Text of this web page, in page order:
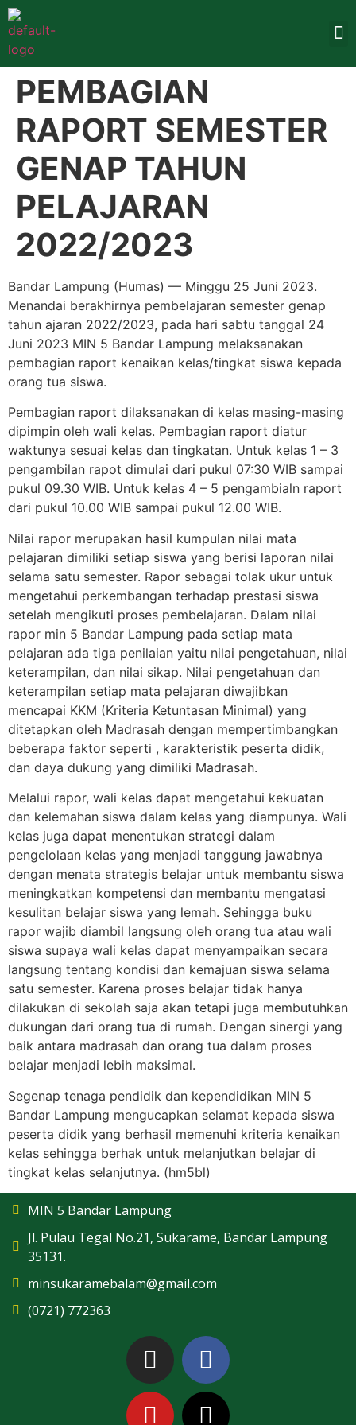
PEMBAGIAN
RAPORT SEMESTER
GENAP TAHUN
PELAJARAN
2022/2023
Bandar Lampung (Humas) — Minggu 25 Juni 2023.
Menandai berakhirnya pembelajaran semester genap
tahun ajaran 2022/2023, pada hari sabtu tanggal 24
Juni 2023 MIN 5 Bandar Lampung melaksanakan
pembagian raport kenaikan kelas/tingkat siswa kepada
orang tua siswa.
Pembagian raport dilaksanakan di kelas masing-masing
dipimpin oleh wali kelas. Pembagian raport diatur
waktunya sesuai kelas dan tingkatan. Untuk kelas 1 – 3
pengambilan rapot dimulai dari pukul 07:30 WIB sampai
pukul 09.30 WIB. Untuk kelas 4 – 5 pengambialn raport
dari pukul 10.00 WIB sampai pukul 12.00 WIB.
Nilai rapor merupakan hasil kumpulan nilai mata
pelajaran dimiliki setiap siswa yang berisi laporan nilai
selama satu semester. Rapor sebagai tolak ukur untuk
mengetahui perkembangan terhadap prestasi siswa
setelah mengikuti proses pembelajaran. Dalam nilai
rapor min 5 Bandar Lampung pada setiap mata
pelajaran ada tiga penilaian yaitu nilai pengetahuan, nilai
keterampilan, dan nilai sikap. Nilai pengetahuan dan
keterampilan setiap mata pelajaran diwajibkan
mencapai KKM (Kriteria Ketuntasan Minimal) yang
ditetapkan oleh Madrasah dengan mempertimbangkan
beberapa faktor seperti , karakteristik peserta didik,
dan daya dukung yang dimiliki Madrasah.
Melalui rapor, wali kelas dapat mengetahui kekuatan
dan kelemahan siswa dalam kelas yang diampunya. Wali
kelas juga dapat menentukan strategi dalam
pengelolaan kelas yang menjadi tanggung jawabnya
dengan menata strategis belajar untuk membantu siswa
meningkatkan kompetensi dan membantu mengatasi
kesulitan belajar siswa yang lemah. Sehingga buku
rapor wajib diambil langsung oleh orang tua atau wali
siswa supaya wali kelas dapat menyampaikan secara
langsung tentang kondisi dan kemajuan siswa selama
satu semester. Karena proses belajar tidak hanya
dilakukan di sekolah saja akan tetapi juga membutuhkan
dukungan dari orang tua di rumah. Dengan sinergi yang
baik antara madrasah dan orang tua dalam proses
belajar menjadi lebih maksimal.
Segenap tenaga pendidik dan kependidikan MIN 5
Bandar Lampung mengucapkan selamat kepada siswa
peserta didik yang berhasil memenuhi kriteria kenaikan
kelas sehingga berhak untuk melanjutkan belajar di
tingkat kelas selanjutnya. (hm5bl)
MIN 5 Bandar Lampung
Jl. Pulau Tegal No.21, Sukarame, Bandar Lampung
35131.
minsukaramebalam@gmail.com
(0721) 772363